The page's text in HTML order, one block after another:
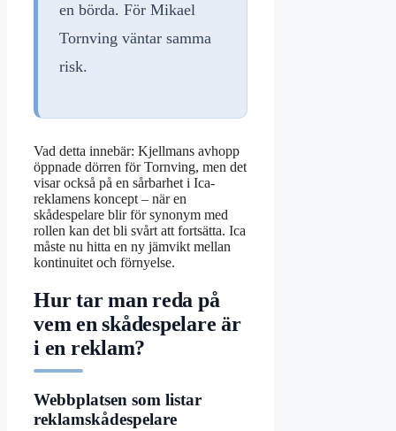
en börda. För Mikael
Tornving väntar samma
risk.
Vad detta innebär: Kjellmans avhopp
öppnade dörren för Tornving, men det
visar också på en sårbarhet i Ica-
reklamens koncept – när en
skådespelare blir för synonym med
rollen kan det bli svårt att fortsätta. Ica
måste nu hitta en ny jämvikt mellan
kontinuitet och förnyelse.
Hur tar man reda på
vem en skådespelare är
i en reklam?
Webbplatsen som listar
reklamskådespelare